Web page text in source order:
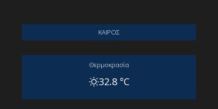
ΚΑΙΡΟΣ
Θερμοκρασία
32.8 °C